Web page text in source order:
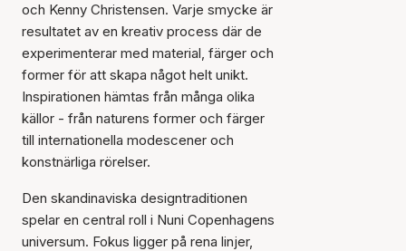
och Kenny Christensen. Varje smycke är
resultatet av en kreativ process där de
experimenterar med material, färger och
former för att skapa något helt unikt.
Inspirationen hämtas från många olika
källor - från naturens former och färger
till internationella modescener och
konstnärliga rörelser.
Den skandinaviska designtraditionen
spelar en central roll i Nuni Copenhagens
universum. Fokus ligger på rena linjer,